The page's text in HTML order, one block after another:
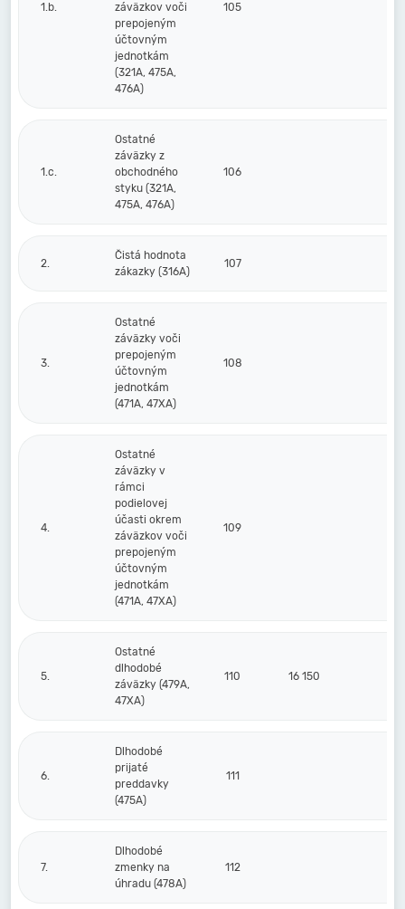
1.b.
záväzkov voči
prepojeným
účtovným
jednotkám
(321A, 475A,
476A)
105
1.c.
Ostatné
záväzky z
obchodného
styku (321A,
475A, 476A)
106
2.
Čistá hodnota
zákazky (316A)
107
3.
Ostatné
záväzky voči
prepojeným
účtovným
jednotkám
(471A, 47XA)
108
4.
Ostatné
záväzky v
rámci
podielovej
účasti okrem
záväzkov voči
prepojeným
účtovným
jednotkám
(471A, 47XA)
109
5.
Ostatné
dlhodobé
záväzky (479A,
47XA)
110 16 150
6.
Dlhodobé
prijaté
preddavky
(475A)
111
7.
Dlhodobé
zmenky na
úhradu (478A)
112